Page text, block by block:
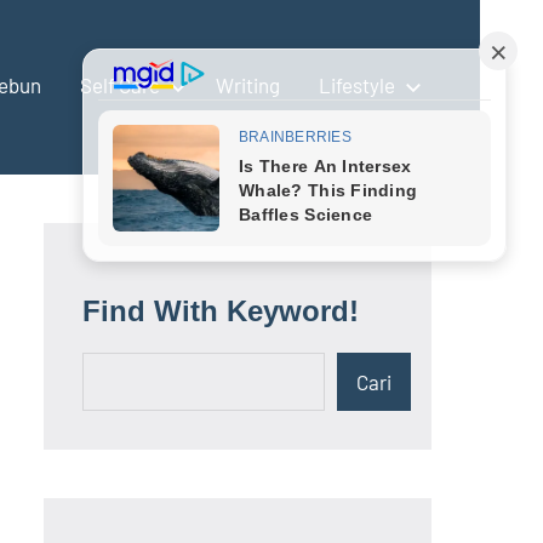
Self Care Writing Lifestyle
Find With Keyword!
Cari